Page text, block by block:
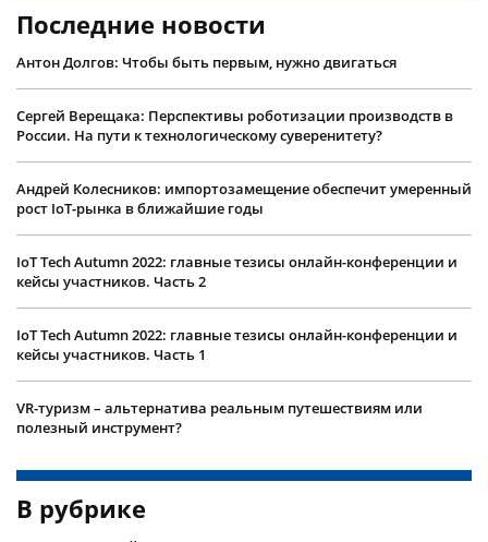
Последние новости
Антон Долгов: Чтобы быть первым, нужно двигаться
Сергей Верещака: Перспективы роботизации производств в
России. На пути к технологическому суверенитету?
Андрей Колесников: импортозамещение обеспечит умеренный
рост IoT-рынка в ближайшие годы
IoT Tech Autumn 2022: главные тезисы онлайн-конференции и
кейсы участников. Часть 2
IoT Tech Autumn 2022: главные тезисы онлайн-конференции и
кейсы участников. Часть 1
VR-туризм – альтернатива реальным путешествиям или
полезный инструмент?
В рубрике